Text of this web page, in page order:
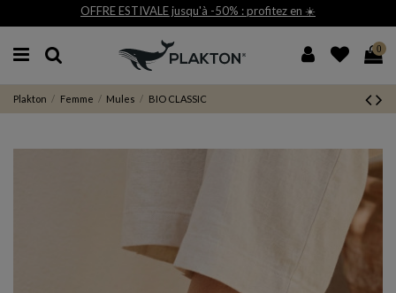
Livraison et retour gratuit 30j*
0
Plakton Femme Mules BIO CLASSIC